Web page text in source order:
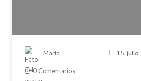
Maria 15. julio
0 Comentarios